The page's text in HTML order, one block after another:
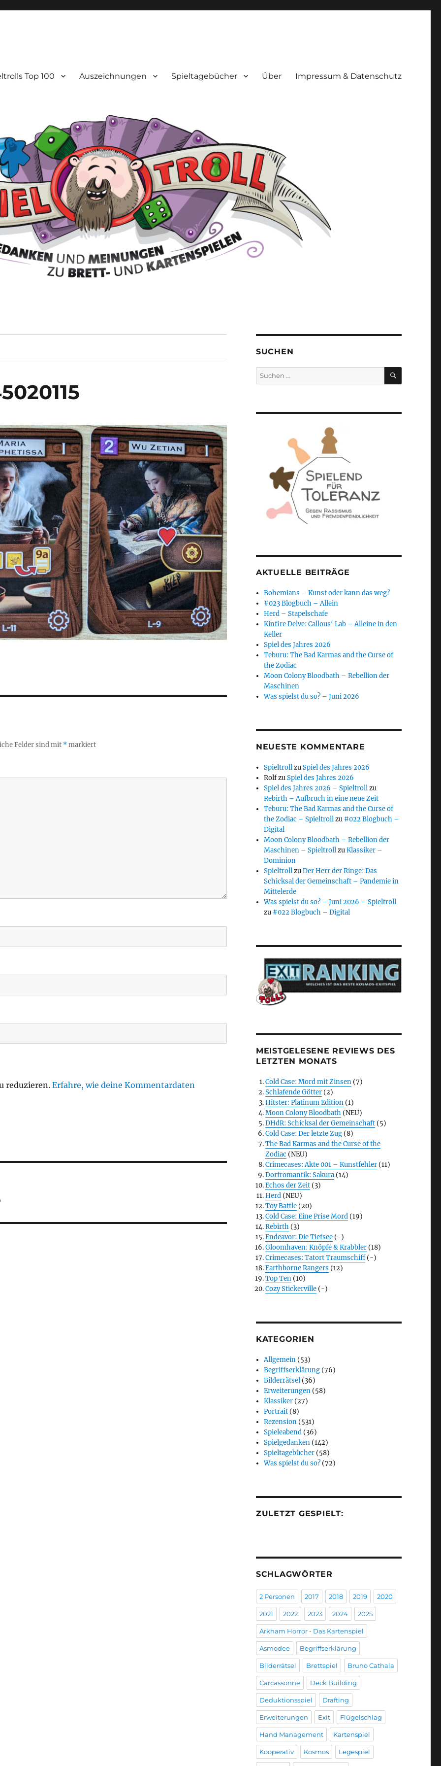
Top 100 Auszeichnungen Spieltagebücher Über Impressum & Datenschutz
Felder sind mit *markiert
reduzieren.Erfahre, wie deine Kommentardaten
SUCHEN
Suchen
nach:
SUCHEN
AKTUELLE BEITRÄGE
Bohemians – Kunst oder kann das weg?
#023 Blogbuch – Allein
Herd – Stapelschafe
Kinfire Delve: Callous‘ Lab – Alleine in den
Keller
Spiel des Jahres 2026
Teburu: The Bad Karmas and the Curse of
the Zodiac
Moon Colony Bloodbath – Rebellion der
Maschinen
Was spielst du so? – Juni 2026
NEUESTE KOMMENTARE
SpieltrollzuSpiel des Jahres 2026
RolfzuSpiel des Jahres 2026
Spiel des Jahres 2026 – Spieltrollzu
Rebirth – Aufbruch in eine neue Zeit
Teburu: The Bad Karmas and the Curse of
the Zodiac – Spieltrollzu #022 Blogbuch –
Digital
Moon Colony Bloodbath – Rebellion der
Maschinen – SpieltrollzuKlassiker –
Dominion
SpieltrollzuDer Herr der Ringe: Das
Schicksal der Gemeinschaft – Pandemie in
Mittelerde
Was spielst du so? – Juni 2026 – Spieltroll
zu #022 Blogbuch – Digital
MEISTGELESENE REVIEWS DES
LETZTEN MONATS
Cold Case: Mord mit Zinsen (7)
Schlafende Götter (2)
Hitster: Platinum Edition (1)
Moon Colony Bloodbath (NEU)
DHdR: Schicksal der Gemeinschaft (5)
Cold Case: Der letzte Zug (8)
The Bad Karmas and the Curse of the
Zodiac (NEU)
Crimecases: Akte 001 – Kunstfehler (11)
Dorfromantik: Sakura (14)
Echos der Zeit (3)
Herd (NEU)
Toy Battle (20)
Cold Case: Eine Prise Mord (19)
Rebirth (3)
Endeavor: Die Tiefsee (-)
Gloomhaven: Knöpfe & Krabbler (18)
Crimecases: Tatort Traumschiff(-)
Earthborne Rangers (12)
Top Ten (10)
Cozy Stickerville (-)
KATEGORIEN
Allgemein (53)
Begriffserklärung (76)
Bilderrätsel (36)
Erweiterungen (58)
Klassiker (27)
Portrait (8)
Rezension (531)
Spieleabend (36)
Spielgedanken (142)
Spieltagebücher (58)
Was spielst du so? (72)
ZULETZT GESPIELT:
SCHLAGWÖRTER
2 Personen 2017 2018 2019 2020
2021 2022 2023 2024 2025
Arkham Horror - Das Kartenspiel
Asmodee Begriffserklärung
Bilderrätsel Brettspiel Bruno Cathala
Carcassonne Deck Building
Deduktionsspiel Drafting
Erweiterungen Exit Flügelschlag
Hand Management Kartenspiel
Kooperativ Kosmos Legespiel